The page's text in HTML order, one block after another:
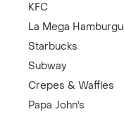
KFC
La Mega
Starbucks
Subway
Crepes & Waffles
Papa John's